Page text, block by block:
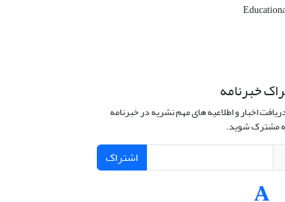
خبرنامه
اخبار و اطلاعیه های مهم نشریه در خبرنامه
مشترک شوید.
اشتراک